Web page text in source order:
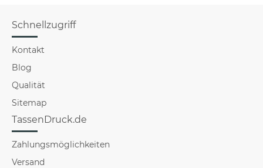
Schnellzugriff
Kontakt
Blog
Qualität
Sitemap
TassenDruck.de
Zahlungsmöglichkeiten
Versand